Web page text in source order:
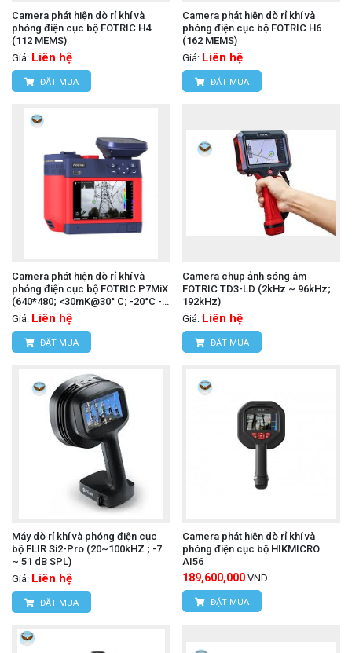
Camera phát hiện dò rỉ khí và
phóng điện cục bộ FOTRIC H4
(112 MEMS)
Giá: Liên hệ
ĐẶT MUA
Camera phát hiện dò rỉ khí và
phóng điện cục bộ FOTRIC H6
(162 MEMS)
Giá: Liên hệ
ĐẶT MUA
Camera phát hiện dò rỉ khí và
phóng điện cục bộ FOTRIC P7MiX
(640*480; <30mK@30° C; -20°C -
700°C)
Giá: Liên hệ
ĐẶT MUA
Camera chụp ảnh sóng âm
FOTRIC TD3-LD (2kHz ~ 96kHz;
192kHz)
Giá: Liên hệ
ĐẶT MUA
Máy dò rỉ khí và phóng điện cục
bộ FLIR Si2-Pro (20~100kHZ ; -7
~ 51 dB SPL)
Giá: Liên hệ
ĐẶT MUA
Camera phát hiện dò rỉ khí và
phóng điện cục bộ HIKMICRO
AI56
189,600,000 VND
ĐẶT MUA